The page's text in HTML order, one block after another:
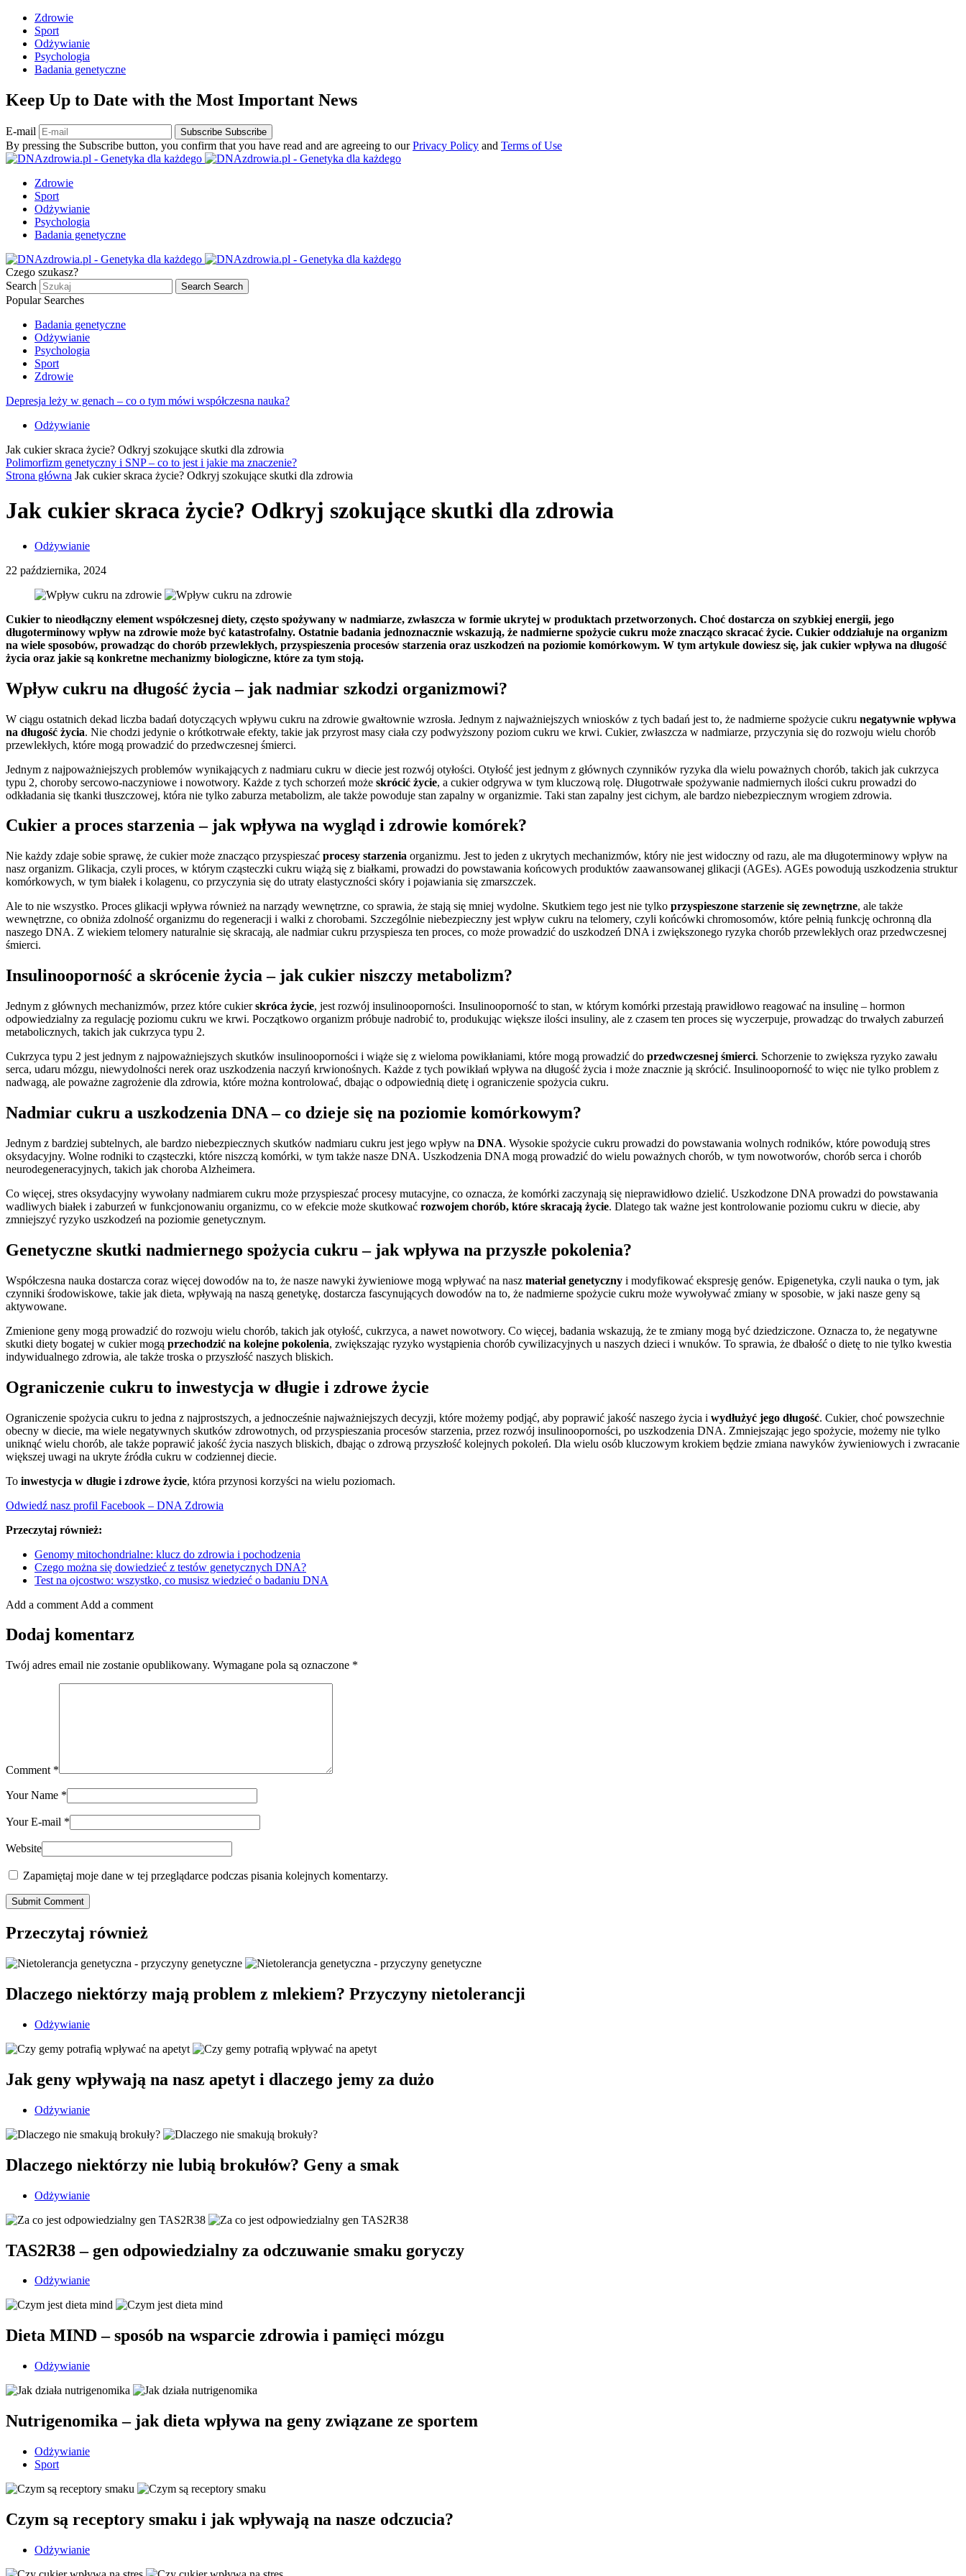
Zdrowie
Sport
Odżywianie
Psychologia
Badania genetyczne
Keep Up to Date with the Most Important News
E-mail Subscribe Subscribe
By pressing the Subscribe button, you confirm that you have read and are agreeing to ourPrivacy Policy and Terms of Use
Zdrowie
Sport
Odżywianie
Psychologia
Badania genetyczne
Czego szukasz?
Search
Search Search
Popular Searches
Badania genetyczne
Odżywianie
Psychologia
Sport
Zdrowie
Depresja leży w genach – co o tym mówi współczesna nauka?
Odżywianie
Jak cukier skraca życie? Odkryj szokujące skutki dla zdrowia
Polimorfizm genetyczny i SNP – co to jest i jakie ma znaczenie?
Strona główna Jak cukier skraca życie? Odkryj szokujące skutki dla zdrowia
Jak cukier skraca życie? Odkryj szokujące skutki dla zdrowia
Odżywianie
22 października, 2024
Cukier to nieodłączny element współczesnej diety, często spożywany w nadmiarze, zwłaszcza w formie ukrytej w produktach przetworzonych. Choć dostarcza on szybkiej energii, jego
długoterminowy wpływ na zdrowie może być katastrofalny. Ostatnie badania jednoznacznie wskazują, że nadmierne spożycie cukru może znacząco skracać życie. Cukier oddziałuje na organizm
na wiele sposobów, prowadząc do chorób przewlekłych, przyspieszenia procesów starzenia oraz uszkodzeń na poziomie komórkowym. W tym artykule dowiesz się, jak cukier wpływa na długość
życia oraz jakie są konkretne mechanizmy biologiczne, które za tym stoją.
Wpływ cukru na długość życia – jak nadmiar szkodzi organizmowi?
W ciągu ostatnich dekad liczba badań dotyczących wpływu cukru na zdrowie gwałtownie wzrosła. Jednym z najważniejszych wniosków z tych badań jest to, że nadmierne spożycie cukru negatywnie wpływa
na długość życia. Nie chodzi jedynie o krótkotrwałe efekty, takie jak przyrost masy ciała czy podwyższony poziom cukru we krwi. Cukier, zwłaszcza w nadmiarze, przyczynia się do rozwoju wielu chorób
przewlekłych, które mogą prowadzić do przedwczesnej śmierci.
Jednym z najpoważniejszych problemów wynikających z nadmiaru cukru w diecie jest rozwój otyłości. Otyłość jest jednym z głównych czynników ryzyka dla wielu poważnych chorób, takich jak cukrzyca
typu 2, choroby sercowo-naczyniowe i nowotwory. Każde z tych schorzeń może skrócić życie, a cukier odgrywa w tym kluczową rolę. Długotrwałe spożywanie nadmiernych ilości cukru prowadzi do
odkładania się tkanki tłuszczowej, która nie tylko zaburza metabolizm, ale także powoduje stan zapalny w organizmie. Taki stan zapalny jest cichym, ale bardzo niebezpiecznym wrogiem zdrowia.
Cukier a proces starzenia – jak wpływa na wygląd i zdrowie komórek?
Nie każdy zdaje sobie sprawę, że cukier może znacząco przyspieszać procesy starzenia organizmu. Jest to jeden z ukrytych mechanizmów, który nie jest widoczny od razu, ale ma długoterminowy wpływ na
nasz organizm. Glikacja, czyli proces, w którym cząsteczki cukru wiążą się z białkami, prowadzi do powstawania końcowych produktów zaawansowanej glikacji (AGEs). AGEs powodują uszkodzenia struktur
komórkowych, w tym białek i kolagenu, co przyczynia się do utraty elastyczności skóry i pojawiania się zmarszczek.
Ale to nie wszystko. Proces glikacji wpływa również na narządy wewnętrzne, co sprawia, że stają się mniej wydolne. Skutkiem tego jest nie tylko przyspieszone starzenie się zewnętrzne, ale także
wewnętrzne, co obniża zdolność organizmu do regeneracji i walki z chorobami. Szczególnie niebezpieczny jest wpływ cukru na telomery, czyli końcówki chromosomów, które pełnią funkcję ochronną dla
naszego DNA. Z wiekiem telomery naturalnie się skracają, ale nadmiar cukru przyspiesza ten proces, co może prowadzić do uszkodzeń DNA i zwiększonego ryzyka chorób przewlekłych oraz przedwczesnej
śmierci.
Insulinooporność a skrócenie życia – jak cukier niszczy metabolizm?
Jednym z głównych mechanizmów, przez które cukierskróca życie, jest rozwój insulinooporności. Insulinooporność to stan, w którym komórki przestają prawidłowo reagować na insulinę – hormon
odpowiedzialny za regulację poziomu cukru we krwi. Początkowo organizm próbuje nadrobić to, produkując większe ilości insuliny, ale z czasem ten proces się wyczerpuje, prowadząc do trwałych zaburzeń
metabolicznych, takich jak cukrzyca typu 2.
Cukrzyca typu 2 jest jednym z najpoważniejszych skutków insulinooporności i wiąże się z wieloma powikłaniami, które mogą prowadzić do przedwczesnej śmierci. Schorzenie to zwiększa ryzyko zawału
serca, udaru mózgu, niewydolności nerek oraz uszkodzenia naczyń krwionośnych. Każde z tych powikłań wpływa na długość życia i może znacznie ją skrócić. Insulinooporność to więc nie tylko problem z
nadwagą, ale poważne zagrożenie dla zdrowia, które można kontrolować, dbając o odpowiednią dietę i ograniczenie spożycia cukru.
Nadmiar cukru a uszkodzenia DNA – co dzieje się na poziomie komórkowym?
Jednym z bardziej subtelnych, ale bardzo niebezpiecznych skutków nadmiaru cukru jest jego wpływ na DNA. Wysokie spożycie cukru prowadzi do powstawania wolnych rodników, które powodują stres
oksydacyjny. Wolne rodniki to cząsteczki, które niszczą komórki, w tym także nasze DNA. Uszkodzenia DNA mogą prowadzić do wielu poważnych chorób, w tym nowotworów, chorób serca i chorób
neurodegeneracyjnych, takich jak choroba Alzheimera.
Co więcej, stres oksydacyjny wywołany nadmiarem cukru może przyspieszać procesy mutacyjne, co oznacza, że komórki zaczynają się nieprawidłowo dzielić. Uszkodzone DNA prowadzi do powstawania
wadliwych białek i zaburzeń w funkcjonowaniu organizmu, co w efekcie może skutkować rozwojem chorób, które skracają życie. Dlatego tak ważne jest kontrolowanie poziomu cukru w diecie, aby
zmniejszyć ryzyko uszkodzeń na poziomie genetycznym.
Genetyczne skutki nadmiernego spożycia cukru – jak wpływa na przyszłe pokolenia?
Współczesna nauka dostarcza coraz więcej dowodów na to, że nasze nawyki żywieniowe mogą wpływać na nasz materiał genetyczny i modyfikować ekspresję genów. Epigenetyka, czyli nauka o tym, jak
czynniki środowiskowe, takie jak dieta, wpływają na naszą genetykę, dostarcza fascynujących dowodów na to, że nadmierne spożycie cukru może wywoływać zmiany w sposobie, w jaki nasze geny są
aktywowane.
Zmienione geny mogą prowadzić do rozwoju wielu chorób, takich jak otyłość, cukrzyca, a nawet nowotwory. Co więcej, badania wskazują, że te zmiany mogą być dziedziczone. Oznacza to, że negatywne
skutki diety bogatej w cukier mogą przechodzić na kolejne pokolenia, zwiększając ryzyko wystąpienia chorób cywilizacyjnych u naszych dzieci i wnuków. To sprawia, że dbałość o dietę to nie tylko kwestia
indywidualnego zdrowia, ale także troska o przyszłość naszych bliskich.
Ograniczenie cukru to inwestycja w długie i zdrowe życie
Ograniczenie spożycia cukru to jedna z najprostszych, a jednocześnie najważniejszych decyzji, które możemy podjąć, aby poprawić jakość naszego życia i wydłużyć jego długość. Cukier, choć powszechnie
obecny w diecie, ma wiele negatywnych skutków zdrowotnych, od przyspieszania procesów starzenia, przez rozwój insulinooporności, po uszkodzenia DNA. Zmniejszając jego spożycie, możemy nie tylko
uniknąć wielu chorób, ale także poprawić jakość życia naszych bliskich, dbając o zdrową przyszłość kolejnych pokoleń. Dla wielu osób kluczowym krokiem będzie zmiana nawyków żywieniowych i zwracanie
większej uwagi na ukryte źródła cukru w codziennej diecie.
To inwestycja w długie i zdrowe życie, która przynosi korzyści na wielu poziomach.
Odwiedź nasz profil Facebook – DNA Zdrowia
Przeczytaj również:
Genomy mitochondrialne: klucz do zdrowia i pochodzenia
Czego można się dowiedzieć z testów genetycznych DNA?
Test na ojcostwo: wszystko, co musisz wiedzieć o badaniu DNA
Add a comment Add a comment
Dodaj komentarz
Twój adres email nie zostanie opublikowany. Wymagane pola są oznaczone *
Comment *
Your Name *
Your E-mail *
Website
Zapamiętaj moje dane w tej przeglądarce podczas pisania kolejnych komentarzy.
Submit Comment
Przeczytaj również
Dlaczego niektórzy mają problem z mlekiem? Przyczyny nietolerancji
Odżywianie
Jak geny wpływają na nasz apetyt i dlaczego jemy za dużo
Odżywianie
Dlaczego niektórzy nie lubią brokułów? Geny a smak
Odżywianie
TAS2R38 – gen odpowiedzialny za odczuwanie smaku goryczy
Odżywianie
Dieta MIND – sposób na wsparcie zdrowia i pamięci mózgu
Odżywianie
Nutrigenomika – jak dieta wpływa na geny związane ze sportem
Odżywianie
Sport
Czym są receptory smaku i jak wpływają na nasze odczucia?
Odżywianie